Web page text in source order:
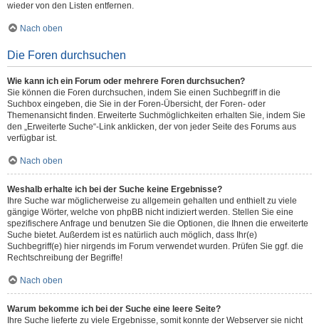
wieder von den Listen entfernen.
Nach oben
Die Foren durchsuchen
Wie kann ich ein Forum oder mehrere Foren durchsuchen?
Sie können die Foren durchsuchen, indem Sie einen Suchbegriff in die
Suchbox eingeben, die Sie in der Foren-Übersicht, der Foren- oder
Themenansicht finden. Erweiterte Suchmöglichkeiten erhalten Sie, indem Sie
den „Erweiterte Suche“-Link anklicken, der von jeder Seite des Forums aus
verfügbar ist.
Nach oben
Weshalb erhalte ich bei der Suche keine Ergebnisse?
Ihre Suche war möglicherweise zu allgemein gehalten und enthielt zu viele
gängige Wörter, welche von phpBB nicht indiziert werden. Stellen Sie eine
spezifischere Anfrage und benutzen Sie die Optionen, die Ihnen die erweiterte
Suche bietet. Außerdem ist es natürlich auch möglich, dass Ihr(e)
Suchbegriff(e) hier nirgends im Forum verwendet wurden. Prüfen Sie ggf. die
Rechtschreibung der Begriffe!
Nach oben
Warum bekomme ich bei der Suche eine leere Seite?
Ihre Suche lieferte zu viele Ergebnisse, somit konnte der Webserver sie nicht